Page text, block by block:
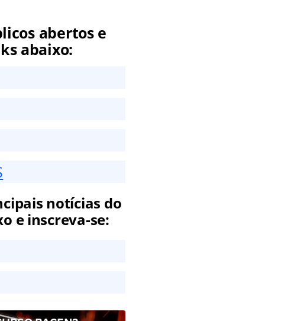
abertos e
abaixo:
notícias do
e inscreva-se: